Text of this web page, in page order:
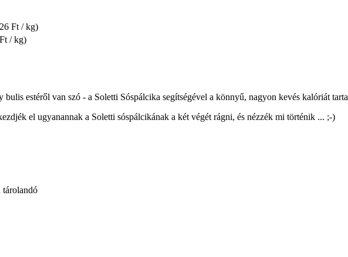
Ft / kg)
/ kg)
estéről van szó - a Soletti Sóspálcika segítségével a könnyű, nagyon kevés kalóriát
el ugyanannak a Soletti sóspálcikának a két végét rágni, és nézzék mi történik ... ;-)
tárolandó